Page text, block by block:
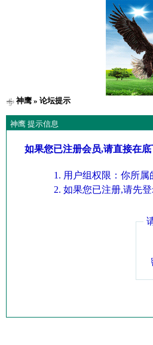
神鹰» 论坛提示
神鹰 提示信息
如果您已注册会员,请直接在
用户组权限：你所
如果您已注册,请先